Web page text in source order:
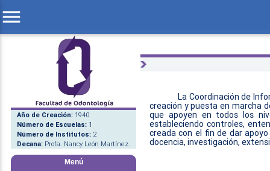
menu
Año de Creación: 1940
Número de Escuelas: 1
Número de Institutos: 2
Decana: Profa. Nancy León Martínez.
Menú
La Coordinación de
creación y puesta en marcha
que apoyen en todos los
estableciendo controles,
creada con el fin de dar
docencia, investigación,